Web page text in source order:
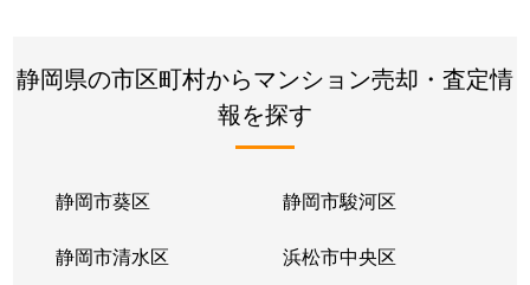
静岡県の市区町村からマンション売却・査定情
報を探す
静岡市葵区 静岡市駿河区
静岡市清水区 浜松市中央区